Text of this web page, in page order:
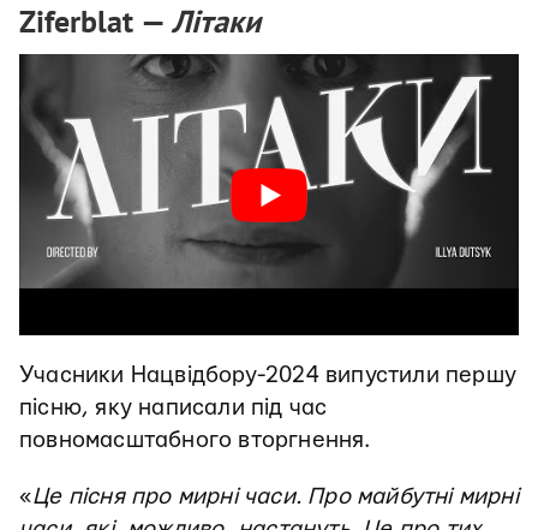
Ziferblat —Літаки
Учасники Нацвідбору-2024 випустили першу
пісню, яку написали під час
повномасштабного вторгнення.
«Це пісня про мирні часи. Про майбутні мирні